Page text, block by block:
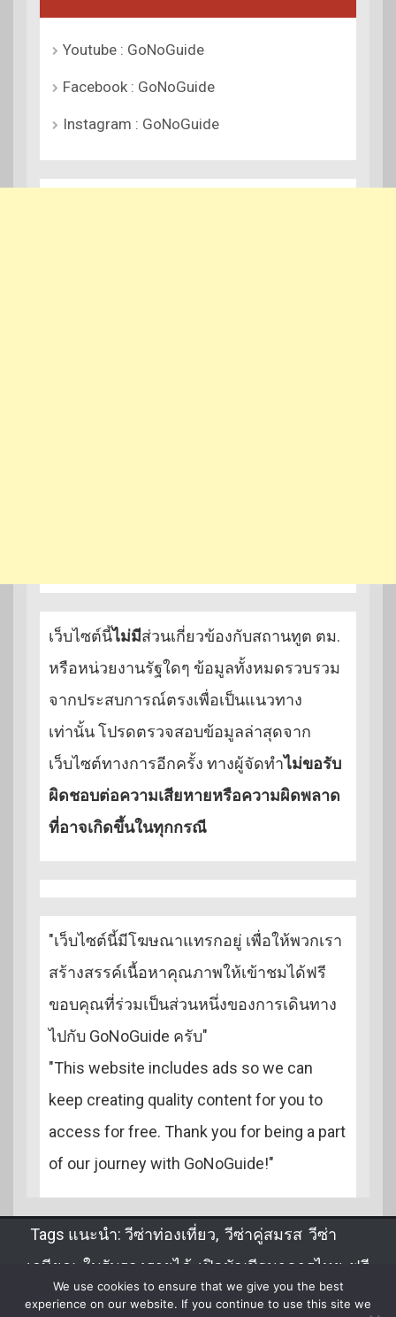
Youtube : GoNoGuide
Facebook : GoNoGuide
Instagram : GoNoGuide
เว็บไซต์นี้ไม่มีส่วนเกี่ยวข้องกับสถานทูต ตม.
หรือหน่วยงานรัฐใดๆ ข้อมูลทั้งหมดรวบรวม
จากประสบการณ์ตรงเพื่อเป็นแนวทาง
เท่านั้น โปรดตรวจสอบข้อมูลล่าสุดจาก
เว็บไซต์ทางการอีกครั้ง ทางผู้จัดทำไม่ขอรับ
ผิดชอบต่อความเสียหายหรือความผิดพลาด
ที่อาจเกิดขึ้นในทุกกรณี
"เว็บไซต์นี้มีโฆษณาแทรกอยู่ เพื่อให้พวกเรา
สร้างสรรค์เนื้อหาคุณภาพให้เข้าชมได้ฟรี
ขอบคุณที่ร่วมเป็นส่วนหนึ่งของการเดินทาง
ไปกับ GoNoGuide ครับ"
"This website includes ads so we can
keep creating quality content for you to
access for free. Thank you for being a part
of our journey with GoNoGuide!"
Tags แนะนำ: วีซ่าท่องเที่ยว, วีซ่าคู่สมรส ,วีซ่า
เกษียณ ใบรับรองรายได้ เปิดบัญชีธนาคารไทย ฟรี
วีซ่า,DTV ,จดทะเบียนสมรส, ขอวีซ่าไทยในลาว
We use cookies to ensure that we give you the best
experience on our website. If you continue to use this site we